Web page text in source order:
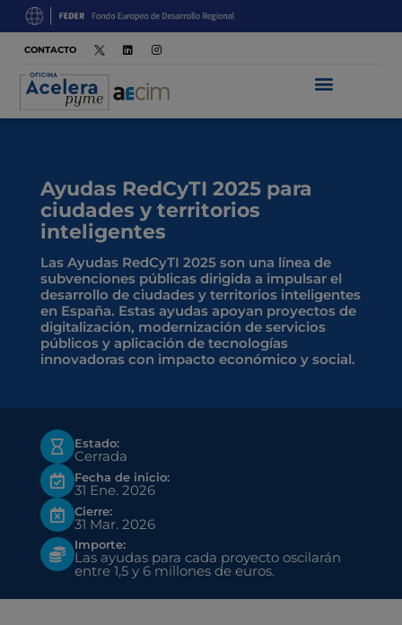
CONTACTO
Ayudas RedCyTI 2025 para
ciudades y territorios
inteligentes
Las Ayudas RedCyTI 2025 son una línea de
subvenciones públicas dirigida a impulsar el
desarrollo de ciudades y territorios inteligentes
en España. Estas ayudas apoyan proyectos de
digitalización, modernización de servicios
públicos y aplicación de tecnologías
innovadoras con impacto económico y social.
Estado:
Cerrada
Fecha de inicio:
31 Ene. 2026
Cierre:
31 Mar. 2026
Importe:
Las ayudas para cada proyecto oscilarán
entre 1,5 y 6 millones de euros.